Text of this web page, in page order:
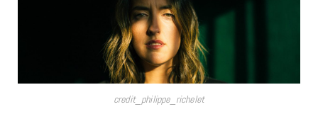
credit_philippe_richelet